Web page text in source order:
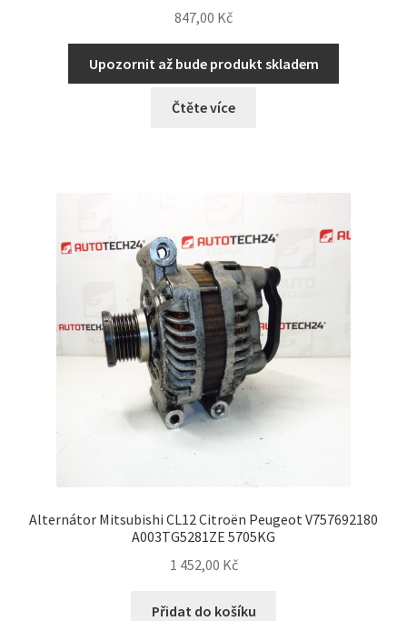
847,00 Kč
Upozornit až bude produkt skladem
Čtěte více
Alternátor Mitsubishi CL12 Citroën Peugeot V757692180
A003TG5281ZE 5705KG
1 452,00 Kč
Přidat do košíku